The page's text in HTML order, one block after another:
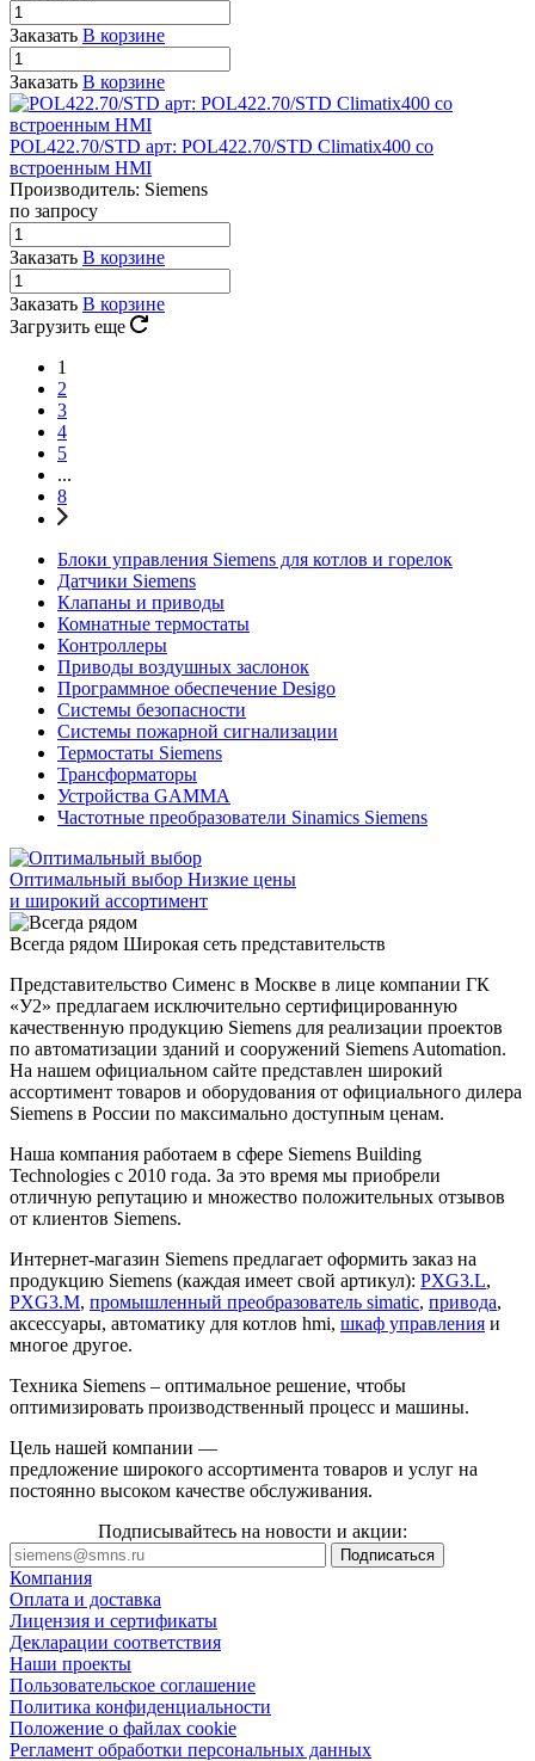
Заказать В корзине
Заказать В корзине
POL422.70/STD арт: POL422.70/STD Climatix400 со
встроенным HMI
Производитель: Siemens
по запросу
Заказать В корзине
Заказать В корзине
Загрузить еще
1
2
3
4
5
...
8
Блоки управления Siemens для котлов и горелок
Датчики Siemens
Клапаны и приводы
Комнатные термостаты
Контроллеры
Приводы воздушных заслонок
Программное обеспечение Desigo
Системы безопасности
Системы пожарной сигнализации
Термостаты Siemens
Трансформаторы
Устройства GAMMA
Частотные преобразователи Sinamics Siemens
Оптимальный выбор Низкие цены
и широкий ассортимент
Всегда рядом Широкая сеть представительств
Представительство Сименс в Москве в лице компании ГК
«У2» предлагаем исключительно сертифицированную
качественную продукцию Siemens для реализации проектов
по автоматизации зданий и сооружений Siemens Automation.
На нашем официальном сайте представлен широкий
ассортимент товаров и оборудования от официального дилера
Siemens в России по максимально доступным ценам.
Наша компания работаем в сфере Siemens Building
Technologies с 2010 года. За это время мы приобрели
отличную репутацию и множество положительных отзывов
от клиентов Siemens.
Интернет-магазин Siemens предлагает оформить заказ на
продукцию Siemens (каждая имеет свой артикул): PXG3.L,
PXG3.M, промышленный преобразователь simatic, привода,
аксессуары, автоматику для котлов hmi, шкаф управления и
многое другое.
Техника Siemens – оптимальное решение, чтобы
оптимизировать производственный процесс и машины.
Цель нашей компании —
предложение широкого ассортимента товаров и услуг на
постоянно высоком качестве обслуживания.
Подписывайтесь на новости и акции:
Компания
Оплата и доставка
Лицензия и сертификаты
Декларации соответствия
Наши проекты
Пользовательское соглашение
Политика конфиденциальности
Положение о файлах cookie
Регламент обработки персональных данных